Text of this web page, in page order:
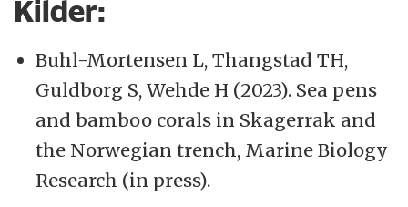
Kilder:
Buhl-Mortensen L, Thangstad TH,
Guldborg S, Wehde H (2023). Sea pens
and bamboo corals in Skagerrak and
the Norwegian trench, Marine Biology
Research (in press).